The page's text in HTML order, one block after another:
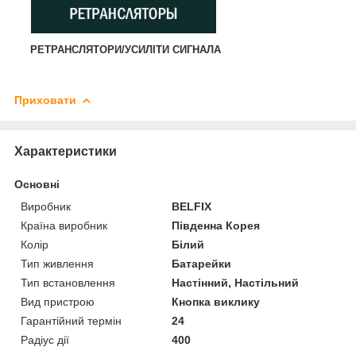
РЕТРАНСЛЯТОРИ/УСИЛІТИ СИГНАЛА
Приховати
Характеристики
Основні
Виробник
BELFIX
Країна виробник
Південна Корея
Колір
Білий
Тип живлення
Батарейки
Тип встановлення
Настінний, Настільний
Вид пристрою
Кнопка виклику
Гарантійний термін
24
Радіус дії
400